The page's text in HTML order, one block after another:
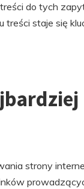
do tych
treści staje się
strony